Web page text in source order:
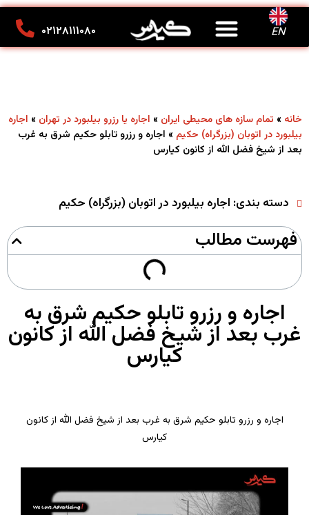
EN ۰۲۱۲۸۱۱۱۰۸۰
خانه » تمام سازه های محیطی ایران » اجاره یا رزرو بیلبورد در تهران » اجاره
بیلبورد در اتوبان (بزرگراه) حکیم » اجاره و رزرو تابلو حکیم شرق به غرب
بعد از شیخ فضل الله از کانون کیارس
دسته بندی: اجاره بیلبورد در اتوبان (بزرگراه) حکیم
فهرست مطالب
اجاره و رزرو تابلو حکیم شرق به
غرب بعد از شیخ فضل الله از کانون
کیارس
اجاره و رزرو تابلو حکیم شرق به غرب بعد از شیخ فضل الله از کانون
کیارس